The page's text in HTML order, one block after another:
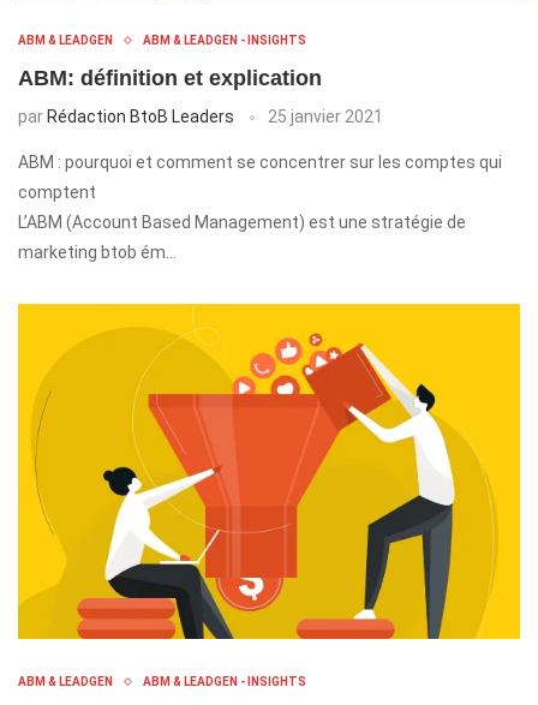
ABM & LEADGEN ABM & LEADGEN - INSIGHTS
ABM: définition et explication
par Rédaction BtoB Leaders 25 janvier 2021
ABM : pourquoi et comment se concentrer sur les comptes qui
comptent
L’ABM (Account Based Management) est une stratégie de
marketing btob ém…
ABM & LEADGEN ABM & LEADGEN - INSIGHTS